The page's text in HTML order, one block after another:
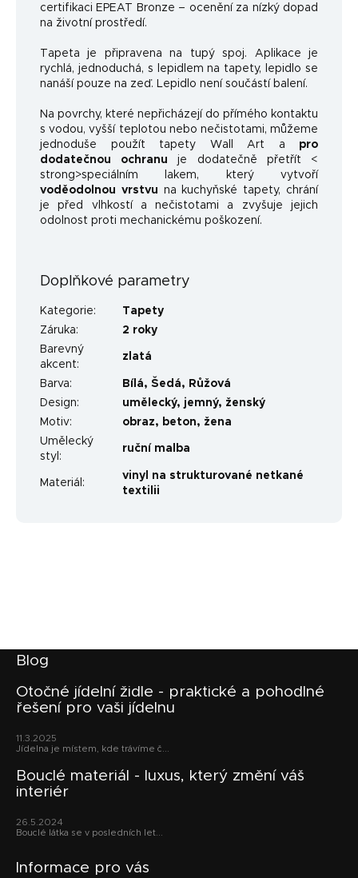
certifikaci EPEAT Bronze – ocenění za nízký dopad
na životní prostředí.
Tapeta je připravena na tupý spoj. Aplikace je
rychlá, jednoduchá, s lepidlem na tapety, lepidlo se
nanáší pouze na zeď. Lepidlo není součástí balení.
Na povrchy, které nepřicházejí do přímého kontaktu
s vodou, vyšší teplotou nebo nečistotami, můžeme
jednoduše použít tapety Wall Art a pro
dodatečnou ochranu je dodatečně přetřít <
strong>speciálním lakem, který vytvoří
voděodolnou vrstvu na kuchyňské tapety, chrání
je před vlhkostí a nečistotami a zvyšuje jejich
odolnost proti mechanickému poškození.
Doplňkové parametry
Kategorie:
Tapety
Záruka:
2 roky
Barevný
akcent:
zlatá
Barva: Bílá, Šedá, Růžová
Design: umělecký, jemný, ženský
Motiv: obraz, beton, žena
Umělecký
styl :
ruční malba
Materiál :
vinyl na strukturované netkané
textilii
Blog
Otočné jídelní židle - praktické a pohodlné
řešení pro vaši jídelnu
11.3.2025
Jídelna je místem, kde trávíme č...
Bouclé materiál - luxus, který změní váš
interiér
26.5.2024
Bouclé látka se v posledních let...
Informace pro vás